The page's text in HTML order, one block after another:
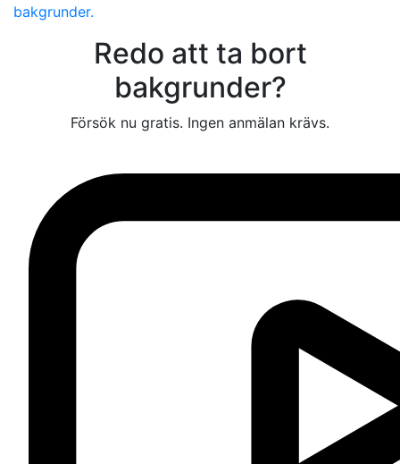
bakgrunder.
Redo att ta bort
bakgrunder?
Försök nu gratis. Ingen anmälan krävs.